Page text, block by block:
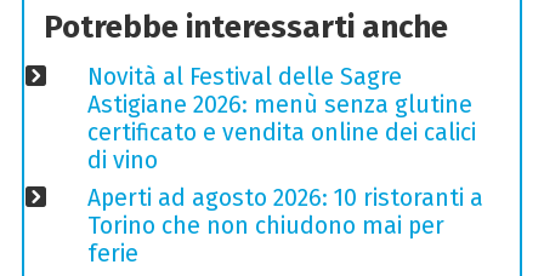
Potrebbe interessarti anche
Novità al Festival delle Sagre
Astigiane 2026: menù senza glutine
certificato e vendita online dei calici
di vino
Aperti ad agosto 2026: 10 ristoranti a
Torino che non chiudono mai per
ferie